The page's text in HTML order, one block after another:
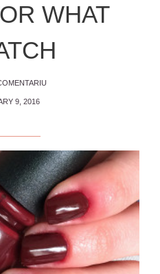
WHAT
9, 2016